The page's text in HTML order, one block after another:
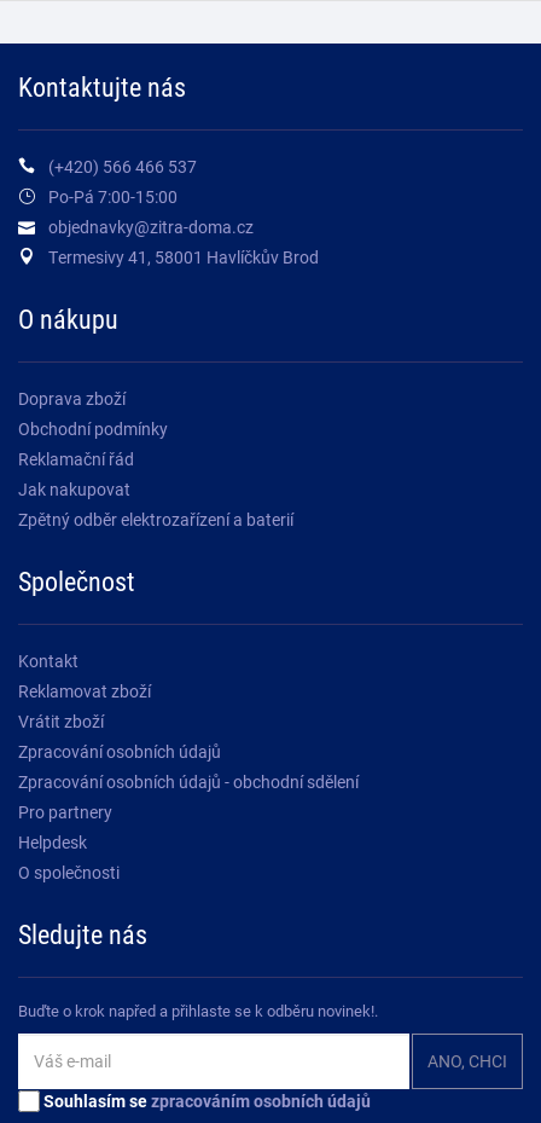
Kontaktujte nás
(+420) 566 466 537
Po-Pá 7:00-15:00
objednavky@zitra-doma.cz
Termesivy 41, 58001 Havlíčkův Brod
O nákupu
Doprava zboží
Obchodní podmínky
Reklamační řád
Jak nakupovat
Zpětný odběr elektrozařízení a baterií
Společnost
Kontakt
Reklamovat zboží
Vrátit zboží
Zpracování osobních údajů
Zpracování osobních údajů - obchodní sdělení
Pro partnery
Helpdesk
O společnosti
Sledujte nás
Buďte o krok napřed a přihlaste se k odběru novinek!.
Souhlasím sezpracováním osobních údajů